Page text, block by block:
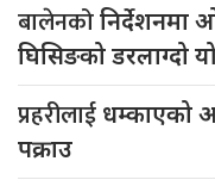
बालेनकोनिर्देशनमा
घिसिङको डरलाग्दो
प्रहरीलाई धम्काएको
पक्राउ